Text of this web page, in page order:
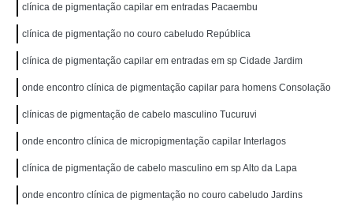
clínica de pigmentação capilar em entradas Pacaembu
clínica de pigmentação no couro cabeludo República
clínica de pigmentação capilar em entradas em sp Cidade Jardim
onde encontro clínica de pigmentação capilar para homens Consolação
clínicas de pigmentação de cabelo masculino Tucuruvi
onde encontro clínica de micropigmentação capilar Interlagos
clínica de pigmentação de cabelo masculino em sp Alto da Lapa
onde encontro clínica de pigmentação no couro cabeludo Jardins